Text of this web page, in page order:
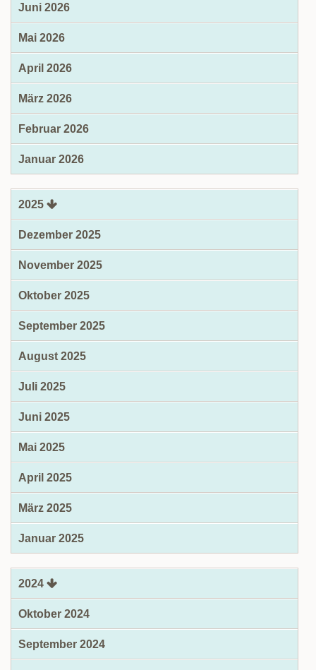
Juni 2026
Mai 2026
April 2026
März 2026
Februar 2026
Januar 2026
2025
Dezember 2025
November 2025
Oktober 2025
September 2025
August 2025
Juli 2025
Juni 2025
Mai 2025
April 2025
März 2025
Januar 2025
2024
Oktober 2024
September 2024